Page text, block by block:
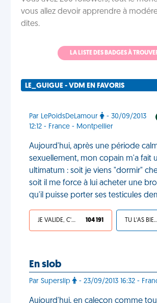
vous allez devoir apprendre à
dites.
LA LISTE DES BADGES À
LE_GUIGUE - VDM EN FAVORIS
Par LePoidsDeLamour
- 30/09/2013
12:12 - France - Montpellier
Aujourd'hui, après une période
sexuellement, mon copain m'a fait
ultimatum : soit je viens "dormir"
soit il me force à lui acheter une
qu'il puisse porter ses testicules
JE VALIDE, C'EST UNE VDM 104 191 TU L'AS
En slob
Par Superslip - 23/09/2013 16:32 -
Aujourd'hui, en caleçon comme